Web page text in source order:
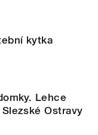
kytka
Lehce
Ostravy